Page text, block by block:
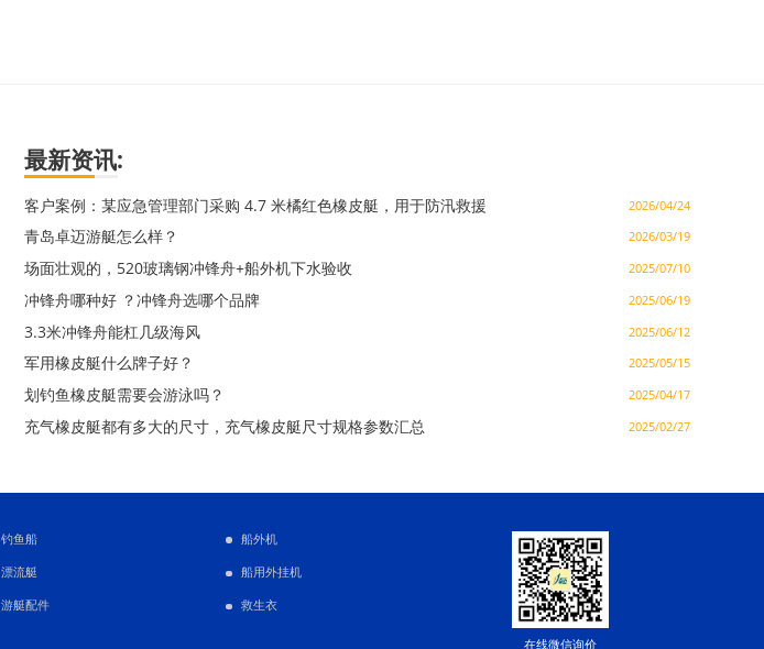
最新资讯:
客户案例：某应急管理部门采购 4.7 米橘红色橡皮艇，用于防汛救援 2026/04/24
青岛卓迈游艇怎么样？ 2026/03/19
场面壮观的，520玻璃钢冲锋舟+船外机下水验收 2025/07/10
冲锋舟哪种好 ？冲锋舟选哪个品牌 2025/06/19
3.3米冲锋舟能杠几级海风 2025/06/12
军用橡皮艇什么牌子好？ 2025/05/15
划钓鱼橡皮艇需要会游泳吗？ 2025/04/17
充气橡皮艇都有多大的尺寸，充气橡皮艇尺寸规格参数汇总 2025/02/27
钓鱼船
漂流艇
游艇配件
船外机
船用外挂机
救生衣
在线微信询价